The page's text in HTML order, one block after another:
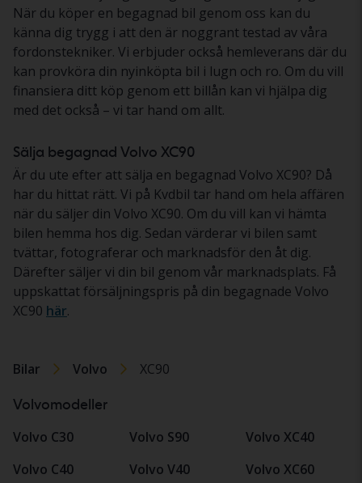
När du köper en begagnad bil genom oss kan du
känna dig trygg i att den är noggrant testad av våra
fordonstekniker. Vi erbjuder också hemleverans där du
kan provköra din nyinköpta bil i lugn och ro. Om du vill
finansiera ditt köp genom ett billån kan vi hjälpa dig
med det också – vi tar hand om allt.
Sälja begagnad Volvo XC90
Är du ute efter att sälja en begagnad Volvo XC90? Då
har du hittat rätt. Vi på Kvdbil tar hand om hela affären
när du säljer din Volvo XC90. Om du vill kan vi hämta
bilen hemma hos dig. Sedan värderar vi bilen samt
tvättar, fotograferar och marknadsför den åt dig.
Därefter säljer vi din bil genom vår marknadsplats. Få
uppskattat försäljningspris på din begagnade Volvo
XC90 här.
Bilar Volvo XC90
Volvomodeller
Volvo C30
Volvo C40
Volvo S90
Volvo V40
Volvo XC40
Volvo XC60